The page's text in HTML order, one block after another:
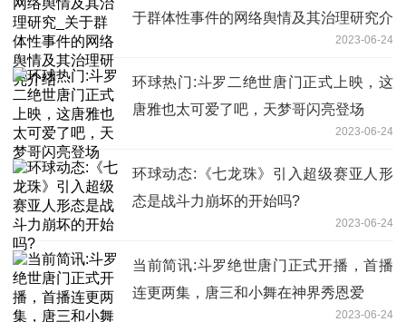
于群体性事件的网络舆情及其治理研究介
2023-06-24
环球热门:斗罗二绝世唐门正式上映，这
唐雅也太可爱了吧，天梦哥闪亮登场
2023-06-24
环球动态:《七龙珠》引入超级赛亚人形
态是战斗力崩坏的开始吗?
2023-06-24
当前简讯:斗罗绝世唐门正式开播，首播
连更两集，唐三和小舞在神界秀恩爱
2023-06-24